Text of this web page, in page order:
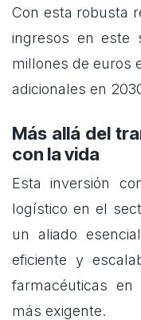
Con esta robusta
ingresos en este
millones de euros
adicionales en
Más allá del
con la vida
Esta inversión
logístico en el
un aliado
eficiente y
farmacéuticas
más exigente.